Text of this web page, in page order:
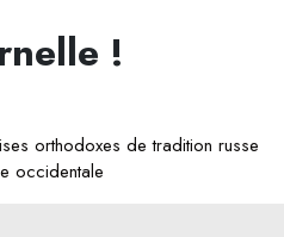
!
orthodoxes de tradition russe
occidentale